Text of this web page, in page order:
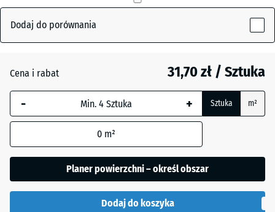
x
520
Wybrany,
niebiesko
obramowany
używany do
(chyba że w
Dodaj do porównania
Cena i rabat 31,70 zł / Sztuka
- + Sztuka m²
0 m²
Planer powierzchni – określ obszar
Dodaj do koszyka